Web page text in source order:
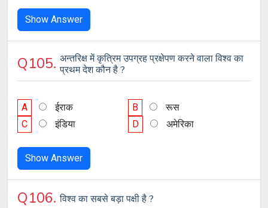
Show Answer
Q105.अन्तरिक्ष में कृत्रिम उपग्रह प्रक्षेपण करने वाला विश्व का
प्रथम देश कौन है ?
A ईराक B
रूस
C
इंडिया D अमेरिका
Show Answer
Q106.विश्व का सबसे बड़ा पक्षी है ?